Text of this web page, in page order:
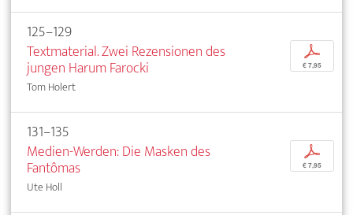
125–129
Textmaterial. Zwei Rezensionen des
jungen Harum Farocki
Tom Holert
p
€ 7,95
131–135
Medien-Werden: Die Masken des
Fantômas
Ute Holl
p
€ 7,95